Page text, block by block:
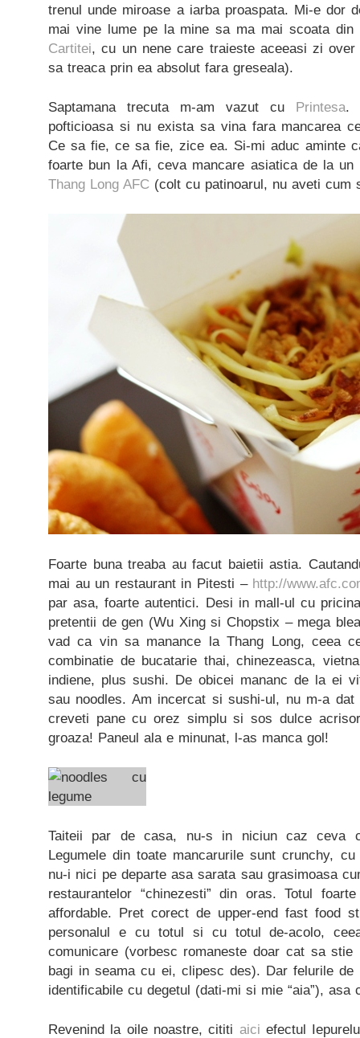
trenul unde miroase a iarba proaspata. Mi-e dor
mai vine lume pe la mine sa ma mai scoata
Cartitei, cu un nene care traieste aceeasi zi
sa treaca prin ea absolut fara greseala).
Saptamana trecuta m-am vazut cu Printesa.
pofticioasa si nu exista sa vina fara mancarea
Ce sa fie, ce sa fie, zice ea. Si-mi aduc aminte
foarte bun la Afi, ceva mancare asiatica de la
Thang Long AFC (colt cu patinoarul, nu aveti cum
Foarte buna treaba au facut baietii astia.
mai au un restaurant in Pitesti – http://
par asa, foarte autentici. Desi in mall-ul cu
pretentii de gen (Wu Xing si Chopstix – mega
vad ca vin sa manance la Thang Long, ceea
combinatie de bucatarie thai, chinezeasca,
indiene, plus sushi. De obicei mananc de la ei
sau noodles. Am incercat si sushi-ul, nu m-a
creveti pane cu orez simplu si sos dulce
groaza! Paneul ala e minunat, l-as manca gol!
Taiteii par de casa, nu-s in niciun caz ceva
Legumele din toate mancarurile sunt crunchy,
nu-i nici pe departe asa sarata sau grasimoasa
restaurantelor “chinezesti” din oras. Totul
affordable. Pret corect de upper-end fast food
personalul e cu totul si cu totul de-acolo,
comunicare (vorbesc romaneste doar cat sa
bagi in seama cu ei, clipesc des). Dar felurile de
identificabile cu degetul (dati-mi si mie “aia”), asa
Revenind la oile noastre, cititi aici efectul